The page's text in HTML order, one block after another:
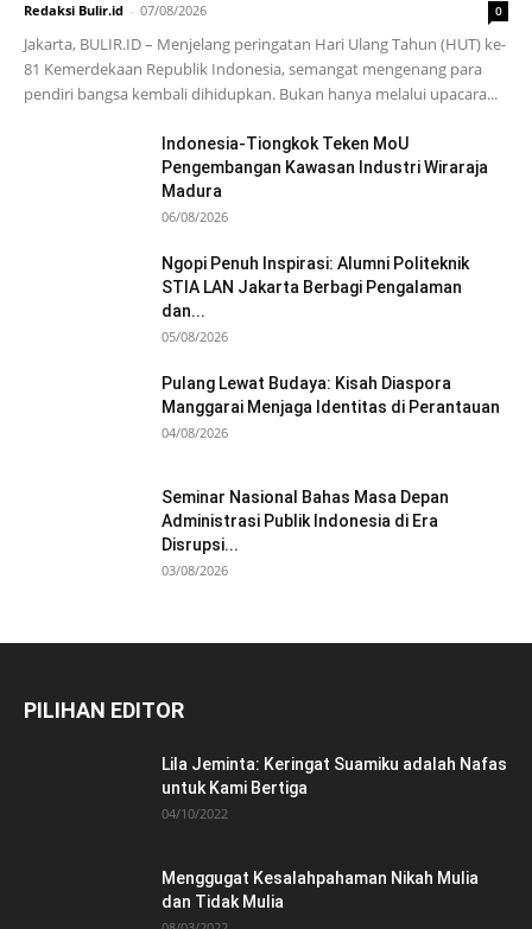
Redaksi Bulir.id - 07/08/2026 0
Jakarta, BULIR.ID – Menjelang peringatan Hari Ulang Tahun (HUT) ke-
81 Kemerdekaan Republik Indonesia, semangat mengenang para
pendiri bangsa kembali dihidupkan. Bukan hanya melalui upacara...
Indonesia-Tiongkok Teken MoU
Pengembangan Kawasan Industri Wiraraja
Madura
06/08/2026
Ngopi Penuh Inspirasi: Alumni Politeknik
STIA LAN Jakarta Berbagi Pengalaman
dan...
05/08/2026
Pulang Lewat Budaya: Kisah Diaspora
Manggarai Menjaga Identitas di Perantauan
04/08/2026
Seminar Nasional Bahas Masa Depan
Administrasi Publik Indonesia di Era
Disrupsi...
03/08/2026
PILIHAN EDITOR
Lila Jeminta: Keringat Suamiku adalah Nafas
untuk Kami Bertiga
04/10/2022
Menggugat Kesalahpahaman Nikah Mulia
dan Tidak Mulia